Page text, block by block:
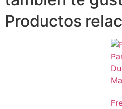
Productos